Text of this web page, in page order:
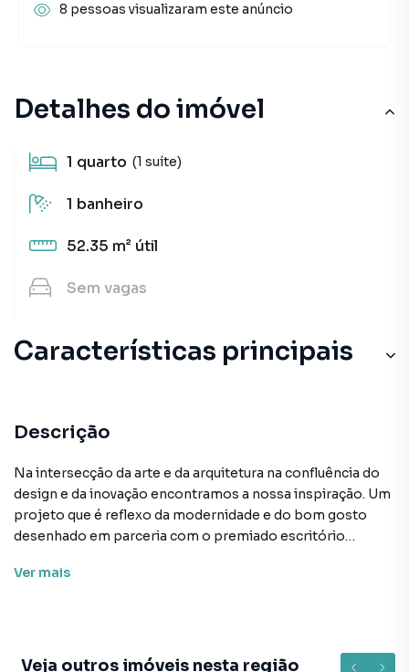
Detalhes do imóvel
1 quarto (1 suíte)
1 banheiro
52.35 m² útil
Sem vagas
Características principais
Descrição
Na intersecção da arte e da arquitetura na confluência do
design e da inovação encontramos a nossa inspiração. Um
projeto que é reflexo da modernidade e do bom gosto
desenhado em parceria com o premiado escritório
autoria do renomado escritório Hanazaki. Experiências e
aviso prévio. • Status: Em construção
Ver mais
Veja outros imóveis nesta região
8 pessoas visualizaram este anúncio